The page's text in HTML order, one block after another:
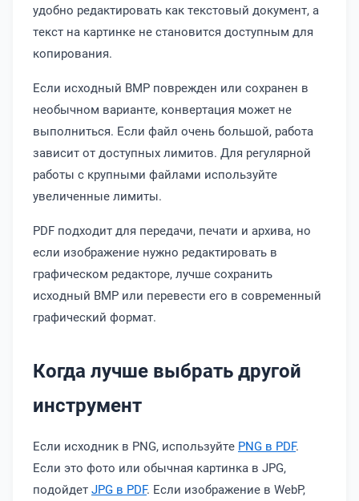
удобно редактировать как текстовый документ, а
текст на картинке не становится доступным для
копирования.
Если исходный BMP поврежден или сохранен в
необычном варианте, конвертация может не
выполниться. Если файл очень большой, работа
зависит от доступных лимитов. Для регулярной
работы с крупными файлами используйте
увеличенные лимиты.
PDF подходит для передачи, печати и архива, но
если изображение нужно редактировать в
графическом редакторе, лучше сохранить
исходный BMP или перевести его в современный
графический формат.
Когда лучше выбрать другой
инструмент
Если исходник в PNG, используйте PNG в PDF.
Если это фото или обычная картинка в JPG,
подойдет JPG в PDF. Если изображение в WebP,